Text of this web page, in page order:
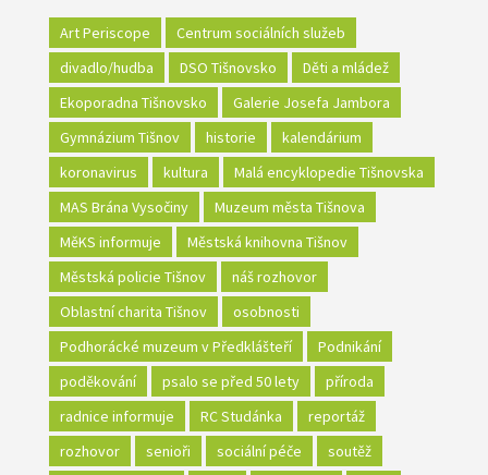
Art Periscope
Centrum sociálních služeb
divadlo/hudba
DSO Tišnovsko
Děti a mládež
Ekoporadna Tišnovsko
Galerie Josefa Jambora
Gymnázium Tišnov
historie
kalendárium
koronavirus
kultura
Malá encyklopedie Tišnovska
MAS Brána Vysočiny
Muzeum města Tišnova
MěKS informuje
Městská knihovna Tišnov
Městská policie Tišnov
náš rozhovor
Oblastní charita Tišnov
osobnosti
Podhorácké muzeum v Předklášteří
Podnikání
poděkování
psalo se před 50 lety
příroda
radnice informuje
RC Studánka
reportáž
rozhovor
senioři sociální péče
soutěž